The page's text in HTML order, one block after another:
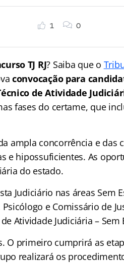
1 0
TJ RJ? Saiba que o
convocação para
de Atividade
fases do certame, que
ampla concorrência e das
e hipossuficientes. As
do estado.
Judiciário nas áreas Sem
e Comissário de
Atividade Judiciária – Sem
O primeiro cumprirá as
realizará os